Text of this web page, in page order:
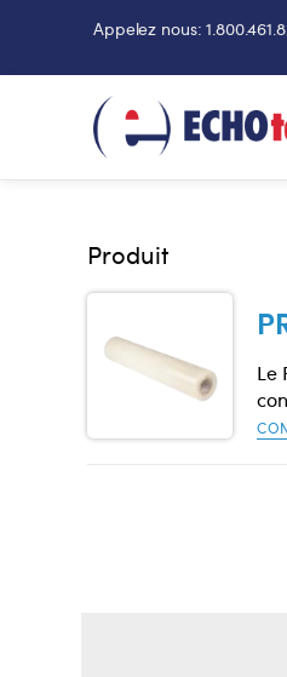
Appelez nous:
Produit
Le